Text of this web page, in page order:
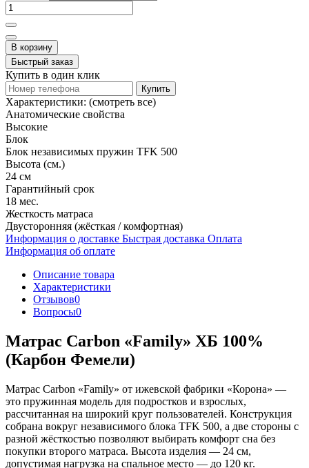
В корзину
Быстрый заказ
Купить в один клик
Купить
Характеристики: (смотреть все)
Анатомические свойства
Высокие
Блок
Блок независимых пружин TFK 500
Высота (см.)
24 см
Гарантийный срок
18 мес.
Жесткость матраса
Двусторонняя (жёсткая / комфортная)
Информация о доставке Быстрая доставка Оплата
Информация об оплате
Описание товара
Характеристики
Отзывов0
Вопросы0
Матрас Carbon «Family» ХБ 100%
(Карбон Фемели)
Матрас Carbon «Family» от ижевской фабрики «Корона» —
это пружинная модель для подростков и взрослых,
рассчитанная на широкий круг пользователей. Конструкция
собрана вокруг независимого блока TFK 500, а две стороны с
разной жёсткостью позволяют выбирать комфорт сна без
покупки второго матраса. Высота изделия — 24 см,
допустимая нагрузка на спальное место — до 120 кг.